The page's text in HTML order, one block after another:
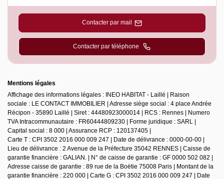
Contacter par mail
Contacter par téléphone
Mentions légales
Affichage des informations légales : INEO HABITAT - Laillé | Raison
sociale : LE CONTACT IMMOBILIER | Adresse siège social : 4 place Andrée
Récipon - 35890 Laillé | Siret : 44480923000014 | RCS : Rennes | Numero
TVA Intracommunautaire : FR60444809230 | Forme juridique : SARL |
Capital social : 8 000 | Assurance RCP : 120137405 |
Carte T : CPI 3502 2016 000 009 247 | Date de délivrance : 0000-00-00 |
Lieu de délivrance : 2 Avenue de la Préfecture 35042 RENNES | Caisse de
garantie financière : GALIAN. | N° de caisse de garantie : GF 0000 502 082 |
Adresse caisse de garantie : 89 rue de la Boëtie 75008 Paris | Montant de la
garantie financière : 220 000 | Carte G : CPI 3502 2016 000 009 247 | Date